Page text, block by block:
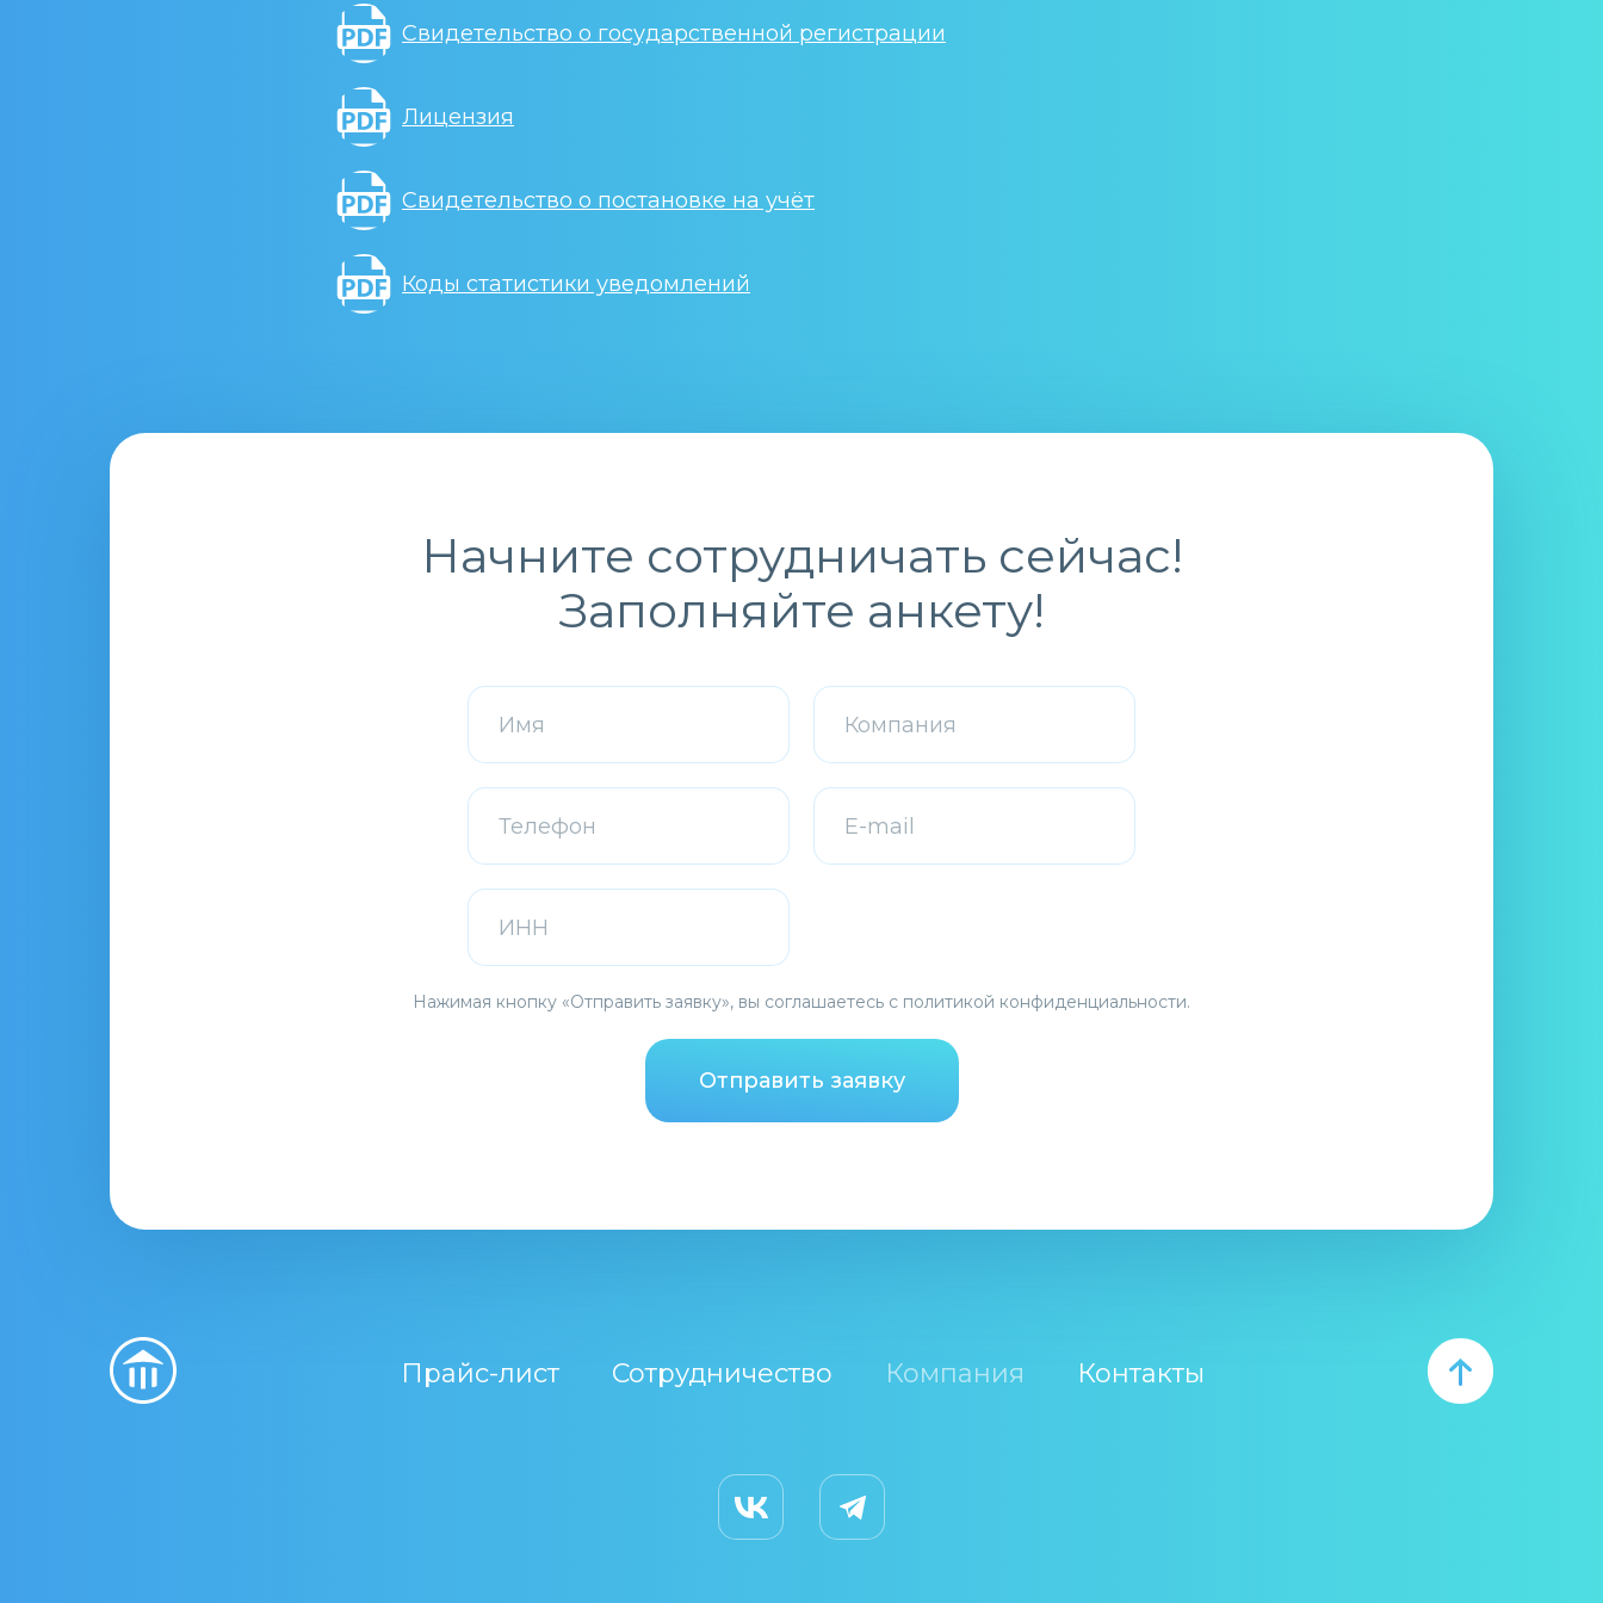
Свидетельство о государственной регистрации
Лицензия
Свидетельство о постановке на учёт
Коды статистики уведомлений
Начните сотрудничать сейчас!
Заполняйте анкету!
Нажимая кнопку «Отправить заявку», вы соглашаетесь с политикой конфиденциальности.
Отправить заявку
Прайс-лист Сотрудничество Компания Контакты